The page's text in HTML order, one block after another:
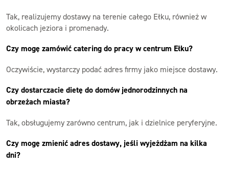
Tak, realizujemy dostawy na terenie całego Ełku, również w
okolicach jeziora i promenady.
Czy mogę zamówić catering do pracy w centrum Ełku?
Oczywiście, wystarczy podać adres firmy jako miejsce dostawy.
Czy dostarczacie dietę do domów jednorodzinnych na
obrzeżach miasta?
Tak, obsługujemy zarówno centrum, jak i dzielnice peryferyjne.
Czy mogę zmienić adres dostawy, jeśli wyjeżdżam na kilka
dni?